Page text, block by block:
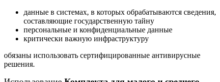
данные в системах, в которых обрабатываются сведения,
составляющие государственную тайну
персональные и конфиденциальные данные
критически важную инфраструктуру
обязаны использовать сертифицированные антивирусные
решения.